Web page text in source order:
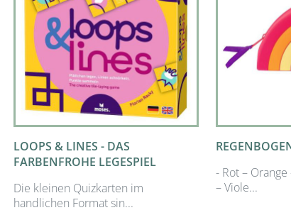
LOOPS & LINES - DAS
FARBENFROHE LEGESPIEL
Die kleinen Quizkarten im
handlichen Format sin...
- Rot –
– Viole...